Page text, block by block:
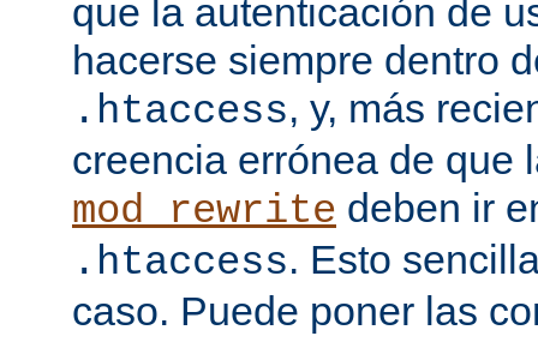
que la autenticación de
hacerse siempre dentro
.htaccess, y, más
creencia errónea de que
mod_rewrite deben ir
.htaccess. Esto
caso. Puede poner las